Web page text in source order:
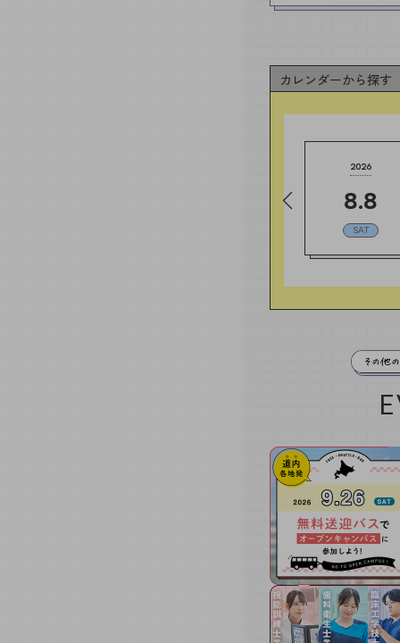
カレンダーから探す
2026
8.8
SAT